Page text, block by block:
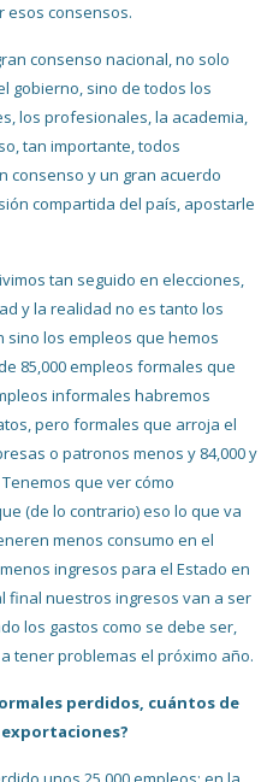
esos consensos.
consenso nacional, no solo
gobierno, sino de todos los
los profesionales, la academia,
tan importante, todos
consenso y un gran acuerdo
compartida del país, apostarle
tan seguido en elecciones,
y la realidad no es tanto los
los empleos que hemos
85,000 empleos formales que
informales habremos
pero formales que arroja el
o patronos menos y 84,000 y
que ver cómo
(de lo contrario) eso lo que va
menos consumo en el
ingresos para el Estado en
final nuestros ingresos van a ser
los gastos como se debe ser,
tener problemas el próximo año.
perdidos, cuántos de